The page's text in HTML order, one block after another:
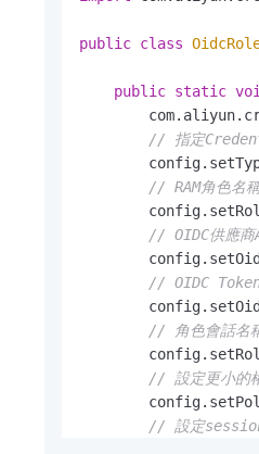
public class
public static
// 指定
// RAM角色名稱
// OIDC供應商
// OIDC Token
// 角色會話名稱
// 設定更小
// 設定